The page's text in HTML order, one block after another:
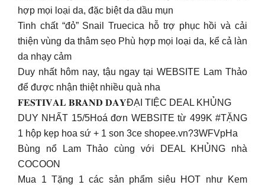
hợp mọi loại da, đặc biệt da dầu mụn
Tinh chất “đỏ” Snail Truecica hỗ trợ phục hồi và cải
thiện vùng da thâm sẹo Phù hợp mọi loại da, kể cả làn
da nhạy cảm
Duy nhất hôm nay, tậu ngay tại WEBSITE Lam Thảo
để được nhận thiệt nhiều quà nha
𝐅𝐄𝐒𝐓𝐈𝐕𝐀𝐋 𝐁𝐑𝐀𝐍𝐃 𝐃𝐀𝐘ĐẠI TIỆC DEAL KHỦNG
DUY NHẤT 15/5Hoá đơn WEBSITE từ 499K #TẶNG
1 hộp kẹp hoa sứ + 1 son 3ce shopee.vn?3WFVpHa
Bùng nổ Lam Thảo cùng với DEAL KHỦNG nhà
COCOON
Mua 1 Tặng 1 các sản phẩm siêu HOT như Kem